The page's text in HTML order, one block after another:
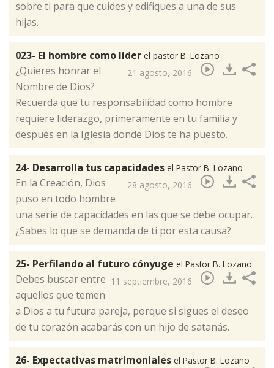
sobre ti para que cuides y edifiques a una de sus
hijas.​
023- El hombre como líder el pastor B. Lozano
21 agosto, 2016
¿Quieres honrar el
Nombre de Dios?
Recuerda que tu responsabilidad como hombre
requiere liderazgo, primeramente en tu familia y
después en la Iglesia donde Dios te ha puesto.
24- Desarrolla tus capacidades el Pastor B. Lozano
28 agosto, 2016
En la Creación, Dios
puso en todo hombre
una serie de capacidades en las que se debe ocupar.
¿Sabes lo que se demanda de ti por esta causa?
25- Perfilando al futuro cónyuge el Pastor B. Lozano
11 septiembre, 2016
Debes buscar entre
aquellos que temen
a Dios a tu futura pareja, porque si sigues el deseo
de tu corazón acabarás con un hijo de satanás.​
26- Expectativas matrimoniales el Pastor B. Lozano